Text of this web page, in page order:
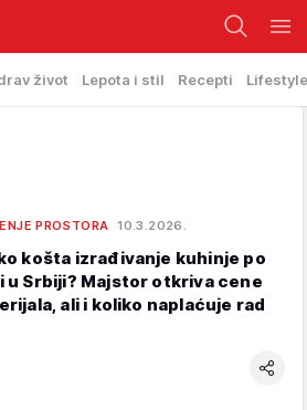
život Lepota i stil Recepti Lifestyle
PROSTORA 10.3.2026.
košta izrađivanje kuhinje po
u Srbiji? Majstor otkriva cene
ali i koliko naplaćuje rad